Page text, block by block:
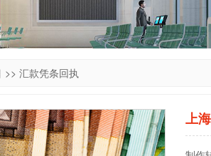
>> 汇款凭条回执
上